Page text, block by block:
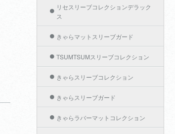
リセスリーブコレクションデラック
ス
きゃらマットスリーブガード
TSUMTSUMスリーブコレクション
きゃらスリーブコレクション
きゃらスリーブガード
きゃらラバーマットコレクション